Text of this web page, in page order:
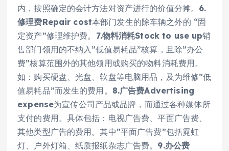
内，按照确定的会计方法对资产进行的价值分摊。 6.
修理费Repair cost本部门发生的除车辆之外的 “固
定资产”修理维护费。 7.物料消耗Stock to use up销
售部门领用的不纳入”低值易耗品”核算，且除”办公
费”核算范围外的其他领用或购买的物料消耗费用。
如：购买硬盘、光盘、软盘等电脑用品，及为维修”低
值易耗品”而发生的费用。 8.广告费Advertising
expense为宣传公司产品或品牌，而通过各种媒体所
支付的费用。具体包括：电视广告费、平面广告费、
其他类型广告的费用。其中”平面广告费”包括霓虹
灯、户外灯箱、纸质报纸杂志广告费。 9.办公费